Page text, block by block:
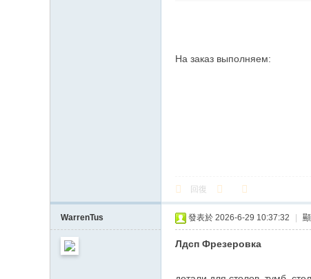
На заказ выполняем:
回復
WarrenTus 發表於 2026-6-29 10:37:32
Лдсп Фрезеровка